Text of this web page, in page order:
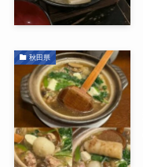
秋田県